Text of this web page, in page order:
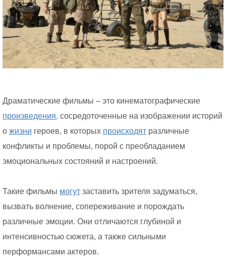
Драматические фильмы – это кинематографические
произведения, сосредоточенные на изображении историй
о жизни героев, в которых происходят различные
конфликты и проблемы, порой с преобладанием
эмоциональных состояний и настроений.
Такие фильмы могут заставить зрителя задуматься,
вызвать волнение, сопереживание и порождать
различные эмоции. Они отличаются глубиной и
интенсивностью сюжета, а также сильными
перформансами актеров.